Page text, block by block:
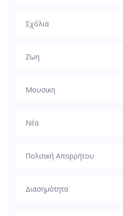
Σχόλια
Ζωη
Μουσικη
Νέα
Πολιτική Απορρήτου
Διασημότητα